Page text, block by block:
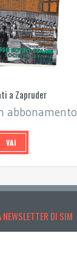
a Zapruder
abbonamento
VAI
DI SIM